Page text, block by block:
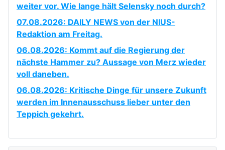
weiter vor. Wie lange hält Selensky noch durch?
07.08.2026: DAILY NEWS von der NIUS-
Redaktion am Freitag.
06.08.2026: Kommt auf die Regierung der
nächste Hammer zu? Aussage von Merz wieder
voll daneben.
06.08.2026: Kritische Dinge für unsere Zukunft
werden im Innenausschuss lieber unter den
Teppich gekehrt.